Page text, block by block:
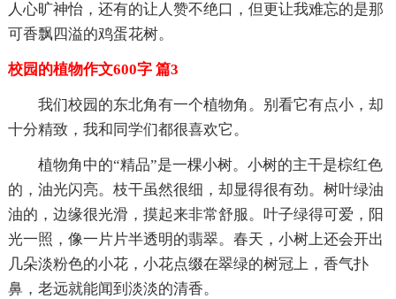
人心旷神怡，还有的让人赞不绝口，但更让我难忘的是那
可香飘四溢的鸡蛋花树。
校园的植物作文600字 篇3
我们校园的东北角有一个植物角。别看它有点小，却
十分精致，我和同学们都很喜欢它。
植物角中的“精品”是一棵小树。小树的主干是棕红色
的，油光闪亮。枝干虽然很细，却显得很有劲。树叶绿油
油的，边缘很光滑，摸起来非常舒服。叶子绿得可爱，阳
光一照，像一片片半透明的翡翠。春天，小树上还会开出
几朵淡粉色的小花，小花点缀在翠绿的树冠上，香气扑
鼻，老远就能闻到淡淡的清香。